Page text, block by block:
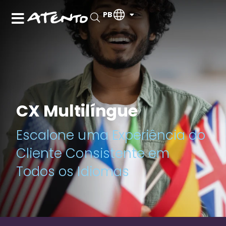
PB
CX Multilíngue
Escalone uma Experiência do
Cliente Consistente em
Todos os Idiomas